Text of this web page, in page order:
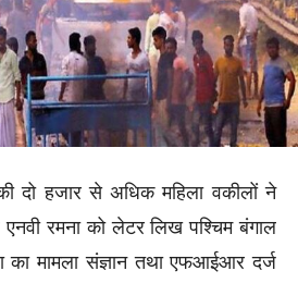
दो हजार से अधिक महिला वकीलों ने
रमना को लेटर लिख पश्चिम बंगाल
का मामला संज्ञान तथा एफआईआर दर्ज